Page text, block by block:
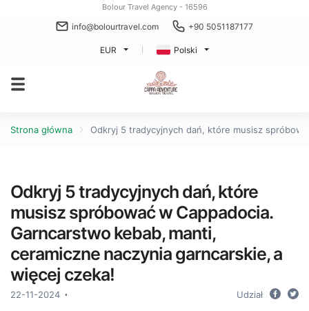
Bolour Travel Agency - 16596
info@bolourtravel.com +90 5051187177
EUR Polski
Strona główna Odkryj 5 tradycyjnych dań, które musisz
Odkryj 5 tradycyjnych dań, które
musisz spróbować w Cappadocia.
Garncarstwo kebab, manti,
ceramiczne naczynia garncarskie, a
więcej czeka!
22-11-2024 Udział